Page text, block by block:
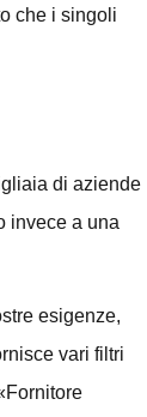
che i singoli
di aziende
invece a una
esigenze,
vari filtri